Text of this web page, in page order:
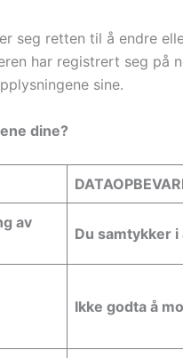
seg retten til å endre
har registrert seg
sine.
dine?
av
Du samtykker
Ikke godta å